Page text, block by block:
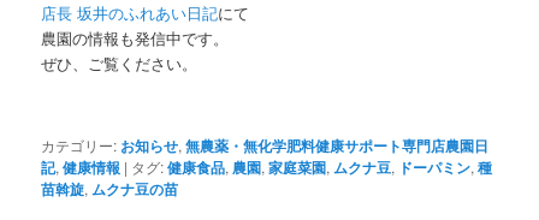
店長 坂井のふれあい日記にて
農園の情報も発信中です。
ぜひ、ご覧ください。
カテゴリー: お知らせ,無農薬・無化学肥料健康サポート専門店農園日
記,健康情報 | タグ:健康食品,農園,家庭菜園,ムクナ豆, ドーパミン,種
苗斡旋,ムクナ豆の苗